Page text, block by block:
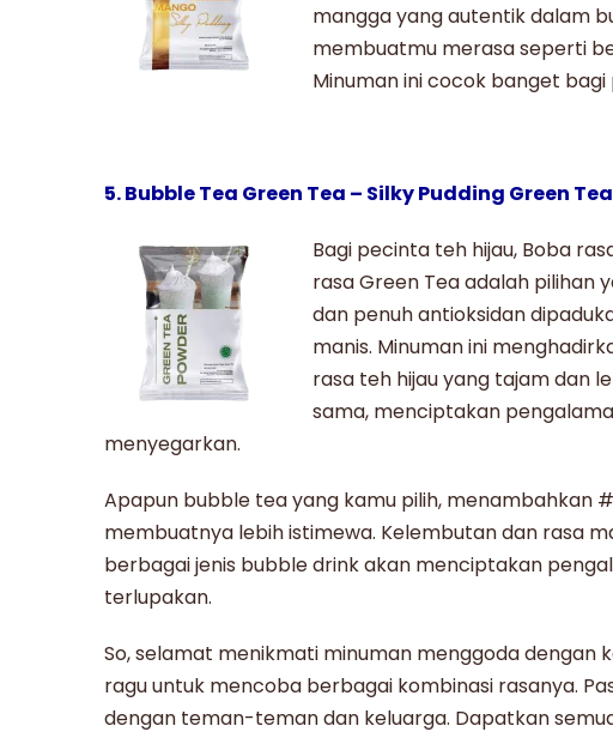
mangga yang autentik dalam
membuatmu merasa seperti
Minuman ini cocok banget
5. Bubble Tea Green Tea – Silky Pudding Green Tea
Bagi pecinta teh hijau, Boba
rasa Green Tea adalah pilihan
dan penuh antioksidan
manis. Minuman ini
rasa teh hijau yang tajam dan
sama, menciptakan
menyegarkan.
Apapun bubble teayang kamu pilih, menambahkan
membuatnya lebih istimewa. Kelembutan dan rasa
berbagai jenis bubble drink akan menciptakan
terlupakan.
So, selamat menikmati minuman menggoda dengan
ragu untuk mencoba berbagai kombinasi rasanya.
dengan teman-teman dan keluarga. Dapatkan